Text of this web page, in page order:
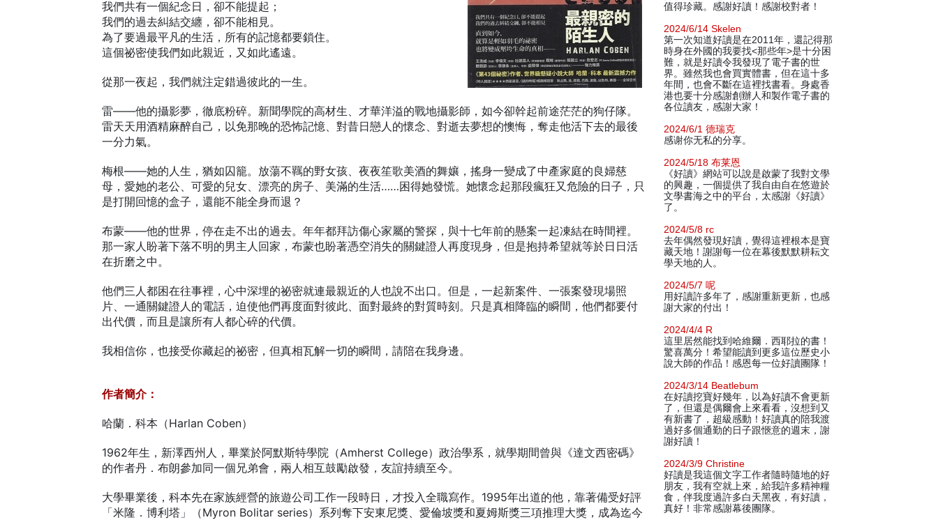
我們共有一個紀念日，卻不能提起；
我們的過去糾結交纏，卻不能相見。
為了要過最平凡的生活，所有的記憶都要鎖住。
這個祕密使我們如此親近，又如此遙遠。
從那一夜起，我們就注定錯過彼此的一生。
雷——他的攝影夢，徹底粉碎。新聞學院的高材生、才華洋溢的戰地攝影師，如今卻幹起前途茫茫的狗仔隊。
雷天天用酒精麻醉自己，以免那晚的恐怖記憶、對昔日戀人的懷念、對逝去夢想的懊悔，奪走他活下去的最後
一分力氣。
梅根——她的人生，猶如囚籠。放蕩不羈的野女孩、夜夜笙歌美酒的舞孃，搖身一變成了中產家庭的良婦慈
母，愛她的老公、可愛的兒女、漂亮的房子、美滿的生活……困得她發慌。她懷念起那段瘋狂又危險的日子，只
是打開回憶的盒子，還能不能全身而退？
布蒙——他的世界，停在走不出的過去。年年都拜訪傷心家屬的警探，與十七年前的懸案一起凍結在時間裡。
那一家人盼著下落不明的男主人回家，布蒙也盼著憑空消失的關鍵證人再度現身，但是抱持希望就等於日日活
在折磨之中。
他們三人都困在往事裡，心中深埋的祕密就連最親近的人也說不出口。但是，一起新案件、一張案發現場照
片、一通關鍵證人的電話，迫使他們再度面對彼此、面對最終的對質時刻。只是真相降臨的瞬間，他們都要付
出代價，而且是讓所有人都心碎的代價。
我相信你，也接受你藏起的祕密，但真相瓦解一切的瞬間，請陪在我身邊。
作者簡介：
哈蘭．科本（Harlan Coben）
1962年生，新澤西州人，畢業於阿默斯特學院（Amherst College）政治學系，就學期間曾與《達文西密碼》
的作者丹．布朗參加同一個兄弟會，兩人相互鼓勵啟發，友誼持續至今。
大學畢業後，科本先在家族經營的旅遊公司工作一段時日，才投入全職寫作。1995年出道的他，靠著備受好評
「米隆．博利塔」（Myron Bolitar series）系列奪下安東尼獎、愛倫坡獎和夏姆斯獎三項推理大獎，成為迄今
值得珍藏。感謝好讀！感謝校對者！
2024/6/14 Skelen
第一次知道好讀是在2011年，還記得那
時身在外國的我要找<那些年>是十分困
難，就是好讀令我發現了電子書的世
界。雖然我也會買實體書，但在這十多
年間，也會不斷在這裡找書看。身處香
港也要十分感謝創辦人和製作電子書的
各位讀友，感謝大家！
2024/6/1 德瑞克
感谢你无私的分享。
2024/5/18 布莱恩
《好讀》網站可以說是啟蒙了我對文學
的興趣，一個提供了我自由自在悠遊於
文學書海之中的平台，太感謝《好讀》
了。
2024/5/8 rc
去年偶然發現好讀，覺得這裡根本是寶
藏天地！謝謝每一位在幕後默默耕耘文
學天地的人。
2024/5/7 呢
用好讀許多年了，感謝重新更新，也感
謝大家的付出！
2024/4/4 R
這里居然能找到哈維爾．西耶拉的書！
驚喜萬分！希望能讀到更多這位歷史小
說大師的作品！感恩每一位好讀團隊！
2024/3/14 Beatlebum
在好讀挖寶好幾年，以為好讀不會更新
了，但還是偶爾會上來看看，沒想到又
有新書了，超級感動！好讀真的陪我渡
過好多個通勤的日子跟愜意的週末，謝
謝好讀！
2024/3/9 Christine
好讀是我這個文字工作者隨時隨地的好
朋友，我有空就上來，給我許多精神糧
食，伴我度過許多白天黑夜，有好讀，
真好！非常感謝幕後團隊。